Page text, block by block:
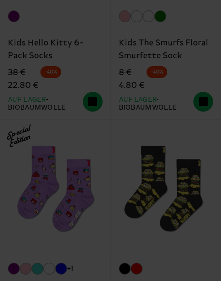
Kids Hello Kitty 6-
Pack Socks
Originalpreis
38 €
Reduzierter Preis
22.80 €
-40%
AUF LAGER
BIOBAUMWOLLE
Kids The Smurfs Floral
Smurfette Sock
Originalpreis
8 €
Reduzierter Preis
4.80 €
-40%
AUF LAGER
BIOBAUMWOLLE
Special
Edition
+1